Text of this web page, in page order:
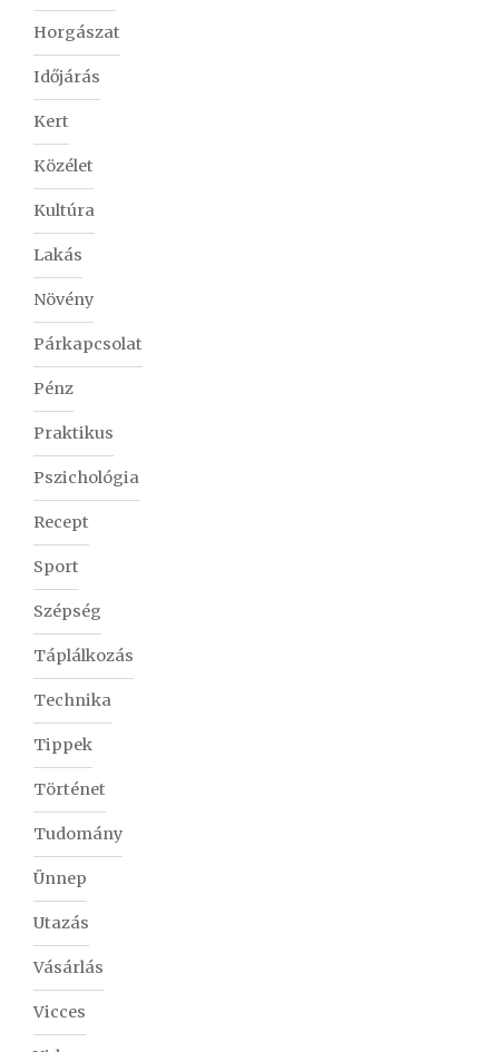
Horgászat
Időjárás
Kert
Közélet
Kultúra
Lakás
Növény
Párkapcsolat
Pénz
Praktikus
Pszichológia
Recept
Sport
Szépség
Táplálkozás
Technika
Tippek
Történet
Tudomány
Ünnep
Utazás
Vásárlás
Vicces